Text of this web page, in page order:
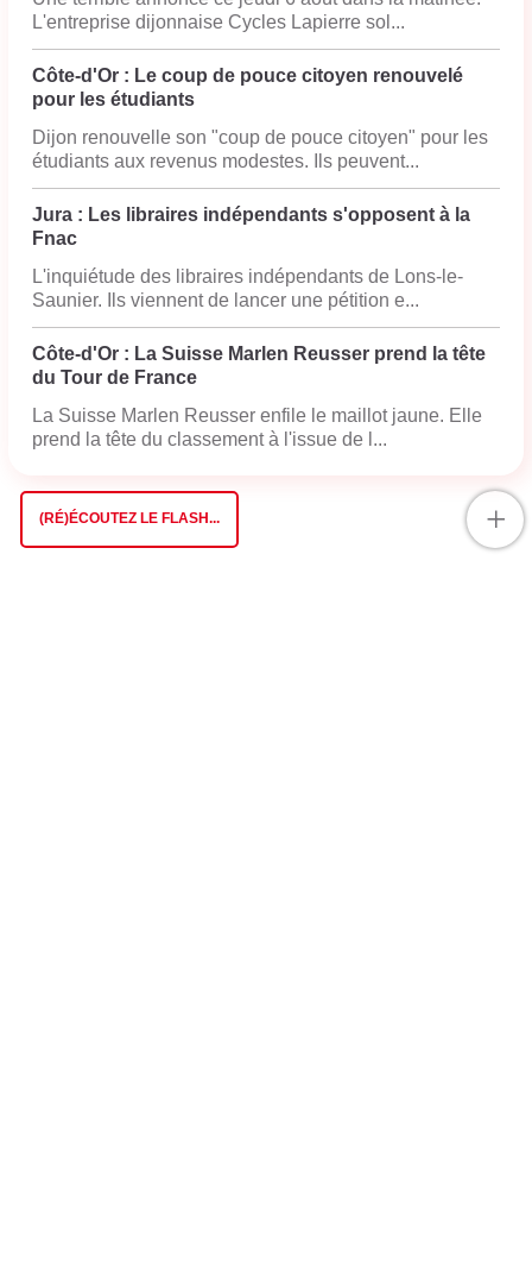
L'entreprise dijonnaise Cycles Lapierre sol...
Côte-d'Or : Le coup de pouce citoyen renouvelé
pour les étudiants
Dijon renouvelle son "coup de pouce citoyen" pour les
étudiants aux revenus modestes. Ils peuvent...
Jura : Les libraires indépendants s'opposent à la
Fnac
L'inquiétude des libraires indépendants de Lons-le-
Saunier. Ils viennent de lancer une pétition e...
Côte-d'Or : La Suisse Marlen Reusser prend la tête
du Tour de France
La Suisse Marlen Reusser enfile le maillot jaune. Elle
prend la tête du classement à l'issue de l...
(RÉ)ÉCOUTEZ LE FLASH... +